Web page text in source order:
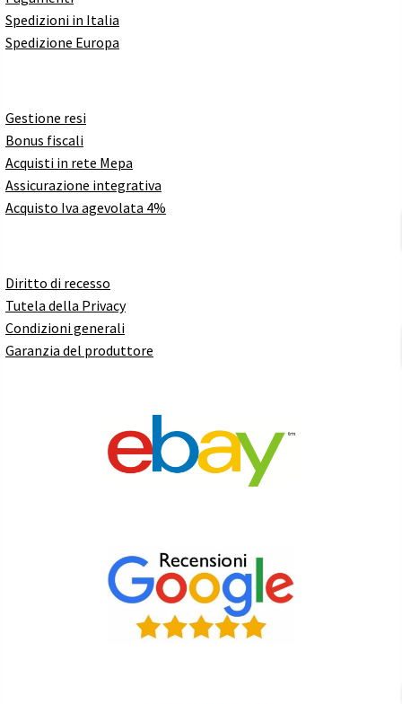
Spedizioni in Italia
Spedizione Europa
Gestione resi
Bonus fiscali
Acquisti in rete Mepa
Assicurazione integrativa
Acquisto Iva agevolata 4%
Diritto di recesso
Tutela della Privacy
Condizioni generali
Garanzia del produttore